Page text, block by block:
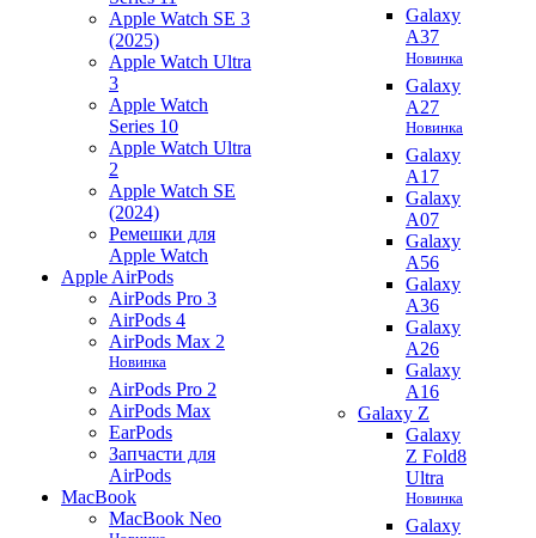
Apple Watch SE 3
(2025)
Apple Watch Ultra
3
Apple Watch
Series 10
Apple Watch Ultra
2
Apple Watch SE
(2024)
Ремешки для
Apple Watch
Apple AirPods
AirPods Pro 3
AirPods 4
AirPods Max 2
Новинка
AirPods Pro 2
AirPods Max
EarPods
Запчасти для
AirPods
MacBook
MacBook Neo
Galaxy
A37
Новинка
Galaxy
A27
Новинка
Galaxy
A17
Galaxy
A07
Galaxy
A56
Galaxy
A36
Galaxy
A26
Galaxy
A16
Galaxy Z
Galaxy
Z Fold8
Ultra
Новинка
Galaxy